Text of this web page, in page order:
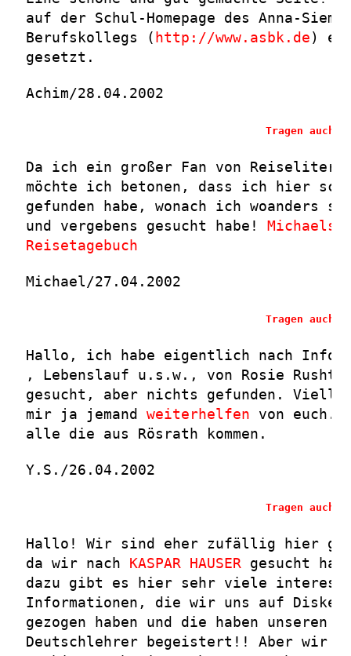
auf der Schul-Homepage des Anna-
Berufskollegs ( http://www.asbk.de)
gesetzt.
Achim/28.04.2002
Tragen auch
Da ich ein großer Fan von
möchte ich betonen, dass ich hier
gefunden habe, wonach ich woanders
und vergebens gesucht habe! Michaels
Reisetagebuch
Michael/27.04.2002
Tragen auch
Hallo, ich habe eigentlich nach
, Lebenslauf u.s.w., von Rosie
gesucht, aber nichts gefunden.
mir ja jemand weiterhelfen von euch.
alle die aus Rösrath kommen.
Y.S./26.04.2002
Tragen auch
Hallo! Wir sind eher zufällig hier
da wir nach KASPAR HAUSER gesucht
dazu gibt es hier sehr viele
Informationen, die wir uns auf
gezogen haben und die haben unseren
Deutschlehrer begeistert!! Aber wir